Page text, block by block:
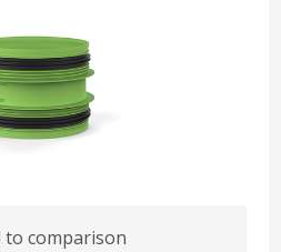
to comparison